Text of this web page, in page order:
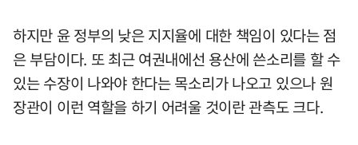
하지만 윤 정부의 낮은 지지율에 대한 책임이 있다는 점
은 부담이다. 또 최근 여권내에선 용산에 쓴소리를 할 수
있는 수장이 나와야 한다는 목소리가 나오고 있으나 원
장관이 이런 역할을 하기 어려울 것이란 관측도 크다.